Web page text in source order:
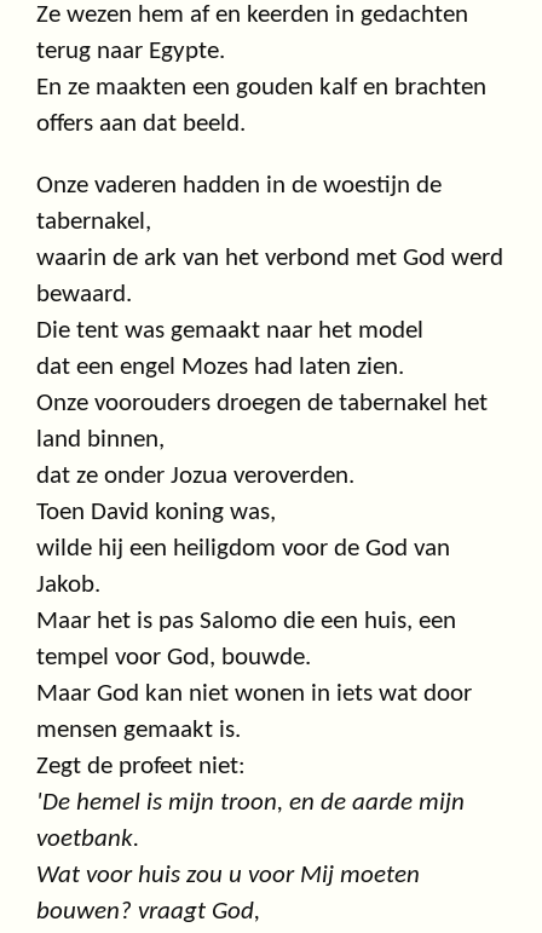
Ze wezen hem af en keerden in gedachten
terug naar Egypte.
En ze maakten een gouden kalf en brachten
offers aan dat beeld.
Onze vaderen hadden in de woestijn de
tabernakel,
waarin de ark van het verbond met God werd
bewaard.
Die tent was gemaakt naar het model
dat een engel Mozes had laten zien.
Onze voorouders droegen de tabernakel het
land binnen,
dat ze onder Jozua veroverden.
Toen David koning was,
wilde hij een heiligdom voor de God van
Jakob.
Maar het is pas Salomo die een huis, een
tempel voor God, bouwde.
Maar God kan niet wonen in iets wat door
mensen gemaakt is.
Zegt de profeet niet:
'De hemel is mijn troon, en de aarde mijn
voetbank.
Wat voor huis zou u voor Mij moeten
bouwen? vraagt God,